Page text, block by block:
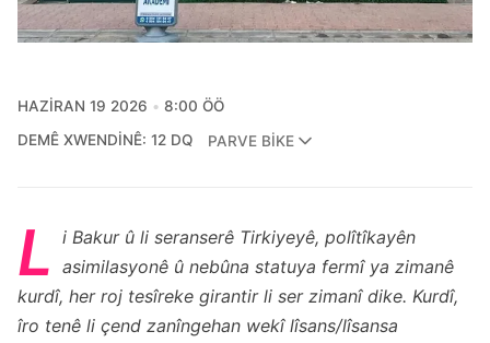
HAZIRAN 19 2026
8:00 ÖÖ
DEMÊ XWENDINÊ: 12 DQ
PARVE BIKE
L i Bakur û li seranserê Tirkiyeyê, polîtîkayên
asimilasyonê û nebûna statuya fermî ya zimanê
kurdî, her roj tesîreke girantir li ser zimanî dike. Kurdî,
îro tenê li çend zanîngehan wekî lîsans/lîsansa